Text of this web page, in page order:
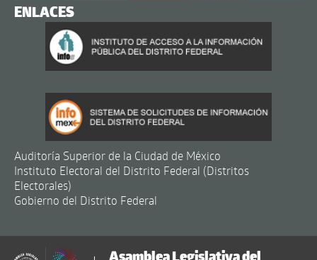
ENLACES
Auditoría Superior de la Ciudad de México
Instituto Electoral del Distrito Federal (Distritos
Electorales)
Gobierno del Distrito Federal